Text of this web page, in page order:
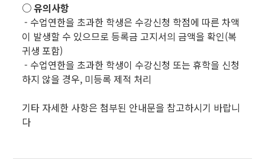
○ 유의사항
- 수업연한을 초과한 학생은 수강신청 학점에 따른 차액
이 발생할 수 있으므로 등록금 고지서의 금액을 확인(복
귀생 포함)
- 수업연한을 초과한 학생이 수강신청 또는 휴학을 신청
하지 않을 경우, 미등록 제적 처리
기타 자세한 사항은 첨부된 안내문을 참고하시기 바랍니
다